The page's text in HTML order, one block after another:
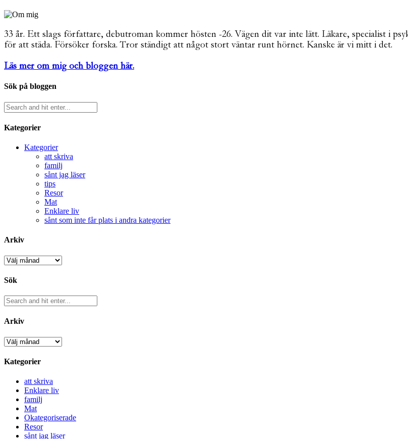
33 år. Ett slags författare, debutroman kommer hösten -26. Vägen dit var inte lätt. Läkare, specialist i
för att städa. Försöker forska. Tror ständigt att något stort väntar runt hörnet. Kanske är vi mitt i det.
Läs mer om mig och bloggen här.
Sök på bloggen
Kategorier
Kategorier
att skriva
familj
sånt jag läser
tips
Resor
Mat
Enklare liv
sånt som inte får plats i andra kategorier
Arkiv
Arkiv
Sök
Arkiv
Arkiv
Kategorier
att skriva
Enklare liv
familj
Mat
Okategoriserade
Resor
sånt jag läser